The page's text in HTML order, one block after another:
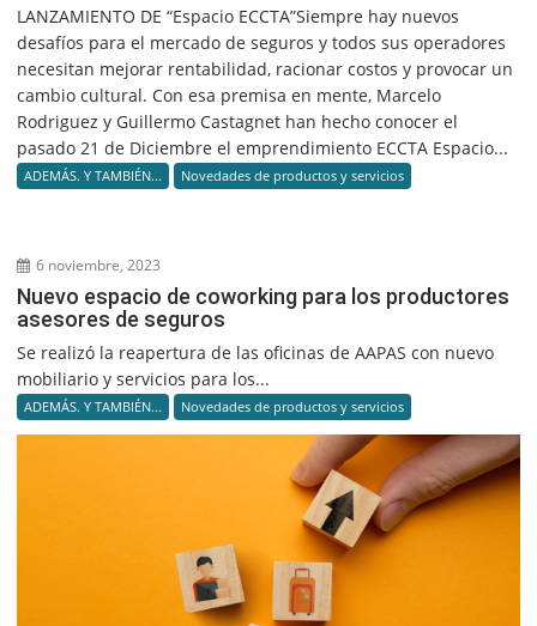
LANZAMIENTO DE “Espacio ECCTA”Siempre hay nuevos
desafíos para el mercado de seguros y todos sus operadores
necesitan mejorar rentabilidad, racionar costos y provocar un
cambio cultural. Con esa premisa en mente, Marcelo
Rodriguez y Guillermo Castagnet han hecho conocer el
pasado 21 de Diciembre el emprendimiento ECCTA Espacio...
ADEMÁS. Y TAMBIÉN... Novedades de productos y servicios
6 noviembre, 2023
Nuevo espacio de coworking para los productores
asesores de seguros
Se realizó la reapertura de las oficinas de AAPAS con nuevo
mobiliario y servicios para los...
ADEMÁS. Y TAMBIÉN... Novedades de productos y servicios